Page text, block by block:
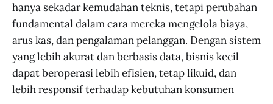
hanya sekadar kemudahan teknis, tetapi perubahan
fundamental dalam cara mereka mengelola biaya,
arus kas, dan pengalaman pelanggan. Dengan sistem
yang lebih akurat dan berbasis data, bisnis kecil
dapat beroperasi lebih efisien, tetap likuid, dan
lebih responsif terhadap kebutuhan konsumen